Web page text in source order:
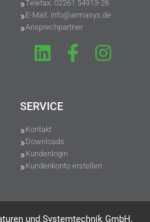
Telefax: 02261 54913-26
E-Mail: info@armasys.de
Ansprechpartner
SERVICE
Kontakt
Downloads
Kundenlogin
Kundenkonto erstellen
und Systemtechnik GmbH.